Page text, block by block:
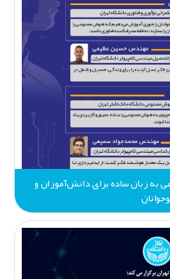
ساده برای دانش‌آموزان و